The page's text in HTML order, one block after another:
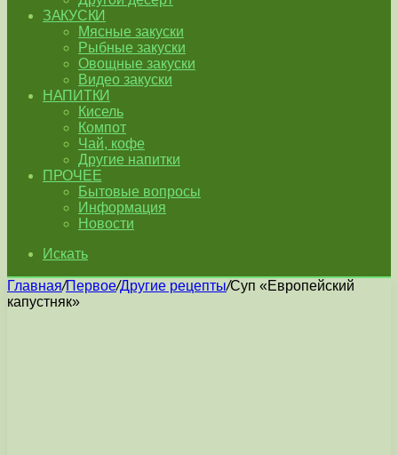
ЗАКУСКИ
Мясные закуски
Рыбные закуски
Овощные закуски
Видео закуски
НАПИТКИ
Кисель
Компот
Чай, кофе
Другие напитки
ПРОЧЕЕ
Бытовые вопросы
Информация
Новости
Искать
Главная/Первое/Другие рецепты/Суп «Европейский
капустняк»